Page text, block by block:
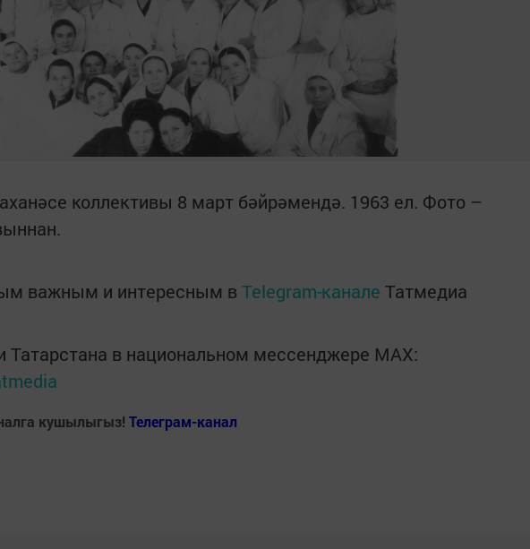
коллективы 8 март бәйрәмендә. 1963 ел. Фото –
важным и интересным в Telegram-канале Татмедиа
Татарстана в национальном мессенджере MАХ:
кушылыгыз! Телеграм-канал